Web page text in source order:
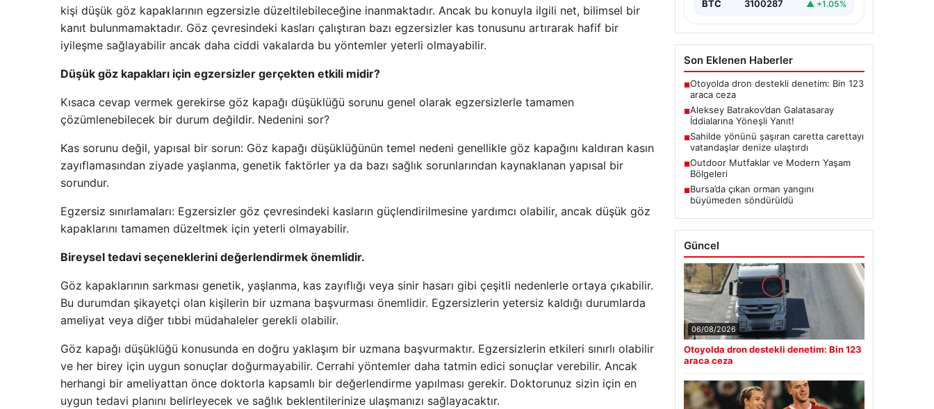
kişi düşük göz kapaklarının egzersizle düzeltilebileceğine inanmaktadır. Ancak bu konuyla ilgili net, bilimsel bir
kanıt bulunmamaktadır. Göz çevresindeki kasları çalıştıran bazı egzersizler kas tonusunu artırarak hafif bir
iyileşme sağlayabilir ancak daha ciddi vakalarda bu yöntemler yeterli olmayabilir.
Düşük göz kapakları için egzersizler gerçekten etkili midir?
Kısaca cevap vermek gerekirse göz kapağı düşüklüğü sorunu genel olarak egzersizlerle tamamen
çözümlenebilecek bir durum değildir. Nedenini sor?
Kas sorunu değil, yapısal bir sorun: Göz kapağı düşüklüğünün temel nedeni genellikle göz kapağını kaldıran kasın
zayıflamasından ziyade yaşlanma, genetik faktörler ya da bazı sağlık sorunlarından kaynaklanan yapısal bir
sorundur.
Egzersiz sınırlamaları: Egzersizler göz çevresindeki kasların güçlendirilmesine yardımcı olabilir, ancak düşük göz
kapaklarını tamamen düzeltmek için yeterli olmayabilir.
Bireysel tedavi seçeneklerini değerlendirmek önemlidir.
Göz kapaklarının sarkması genetik, yaşlanma, kas zayıflığı veya sinir hasarı gibi çeşitli nedenlerle ortaya çıkabilir.
Bu durumdan şikayetçi olan kişilerin bir uzmana başvurması önemlidir. Egzersizlerin yetersiz kaldığı durumlarda
ameliyat veya diğer tıbbi müdahaleler gerekli olabilir.
Göz kapağı düşüklüğü konusunda en doğru yaklaşım bir uzmana başvurmaktır. Egzersizlerin etkileri sınırlı olabilir
ve her birey için uygun sonuçlar doğurmayabilir. Cerrahi yöntemler daha tatmin edici sonuçlar verebilir. Ancak
herhangi bir ameliyattan önce doktorla kapsamlı bir değerlendirme yapılması gerekir. Doktorunuz sizin için en
uygun tedavi planını belirleyecek ve sağlık beklentilerinize ulaşmanızı sağlayacaktır.
BTC 3100287 ▲ +1.05%
Son Eklenen Haberler
■Otoyolda dron destekli denetim: Bin 123
araca ceza
■Aleksey Batrakov’dan Galatasaray
İddialarına Yöneşli Yanıt!
■Sahilde yönünü şaşıran caretta carettayı
vatandaşlar denize ulaştırdı
■Outdoor Mutfaklar ve Modern Yaşam
Bölgeleri
■Bursa’da çıkan orman yangını
büyümeden söndürüldü
Güncel
06/08/2026
Otoyolda dron destekli denetim: Bin 123
araca ceza